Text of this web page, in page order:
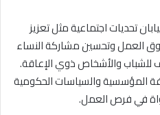
تحديات اجتماعية مثل تعزيز
العمل وتحسين مشاركة النساء
للشباب والأشخاص ذوي الإعاقة.
المؤسسية والسياسات الحكومية
في فرص العمل.